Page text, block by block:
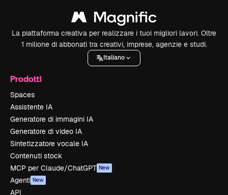
La piattaforma creativa per realizzare i tuoi migliori lavori. Oltre
1 milione di abbonati tra creativi, imprese, agenzie e studi.
Italiano
Prodotti
Spaces
Assistente IA
Generatore di immagini IA
Generatore di video IA
Sintetizzatore vocale IA
Contenuti stock
MCP per Claude/ChatGPT New
Agenti New
API